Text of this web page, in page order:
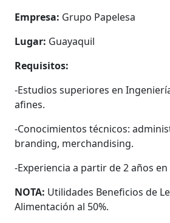
Empresa: Grupo Papelesa
Lugar: Guayaquil
Requisitos:
-Estudios superiores en
afines.
-Conocimientos técnicos:
branding, merchandising.
-Experiencia a partir de 2 años
NOTA: Utilidades Beneficios de
Alimentación al 50%.